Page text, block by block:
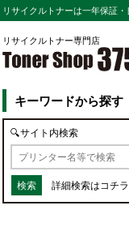
リサイクルトナーは一年保証
リサイクルトナー専門店
キーワードから探す
🔍サイト内検索
詳細検索はコチラ